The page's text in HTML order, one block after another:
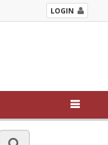
LOGIN